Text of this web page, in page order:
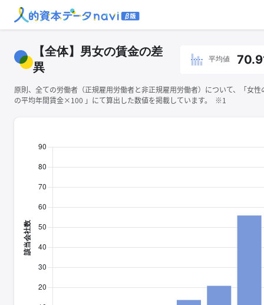
【全体】男女の賃金の差
異
平均値
原則、全ての労働者（正規雇用労働者と非正規雇用労働者）について、「女
の平均年間賃金×100 」にて算出した数値を掲載しています。 ※1